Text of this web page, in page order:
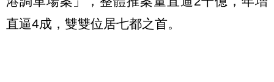
直逼4成，雙雙位居七都之首。